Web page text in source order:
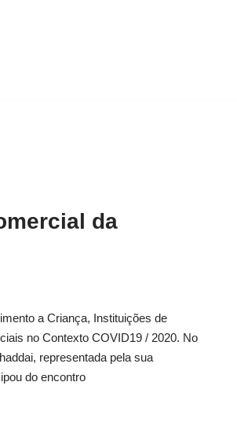
da
a Criança, Instituições de
no Contexto COVID19 / 2020. No
representada pela sua
do encontro